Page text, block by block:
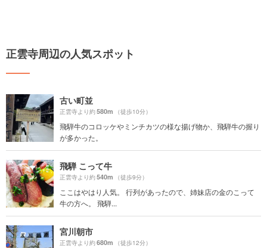
正雲寺周辺の人気スポット
古い町並
正雲寺より約580m （徒歩10分）
飛騨牛のコロッケやミンチカツの様な揚げ物か、飛騨牛の握り
が多かった。
飛騨 こって牛
正雲寺より約540m （徒歩9分）
ここはやはり人気。 行列があったので、姉妹店の金のこって
牛の方へ。 飛騨...
宮川朝市
正雲寺より約680m （徒歩12分）